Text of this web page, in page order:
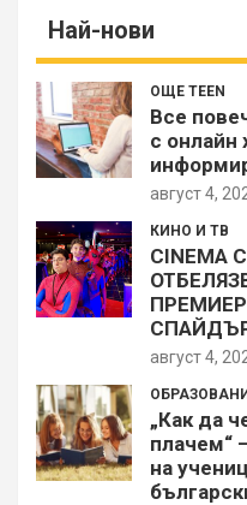
Най-нови
ОЩЕ TEEN
Все
с онлайн
август 4,
КИНО И ТВ
CINEMA
август 4,
„Как да
плачем“
на